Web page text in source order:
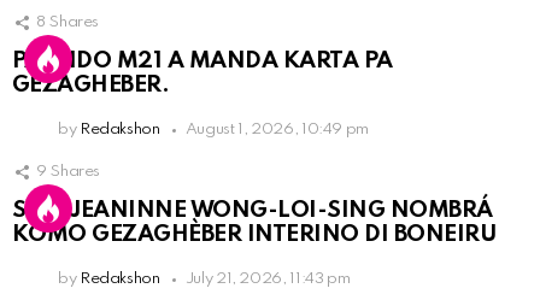
8 Shares
PARTIDO M21 A MANDA KARTA PA
GEZAGHEBER.
by Redakshon August 1, 2026, 10:49 pm
9 Shares
SRA. JEANINNE WONG-LOI-SING NOMBRÁ
KOMO GEZAGHÈBER INTERINO DI BONEIRU
by Redakshon July 21, 2026, 11:43 pm